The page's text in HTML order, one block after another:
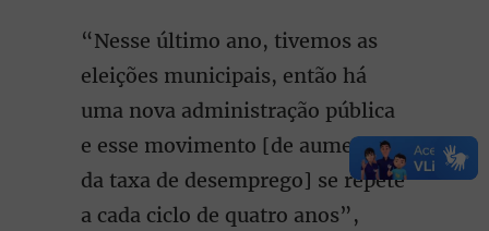
“Nesse último ano, tivemos as
eleições municipais, então há
uma nova administração pública
e esse movimento [de aumento
da taxa de desemprego] se repete
a cada ciclo de quatro anos”,